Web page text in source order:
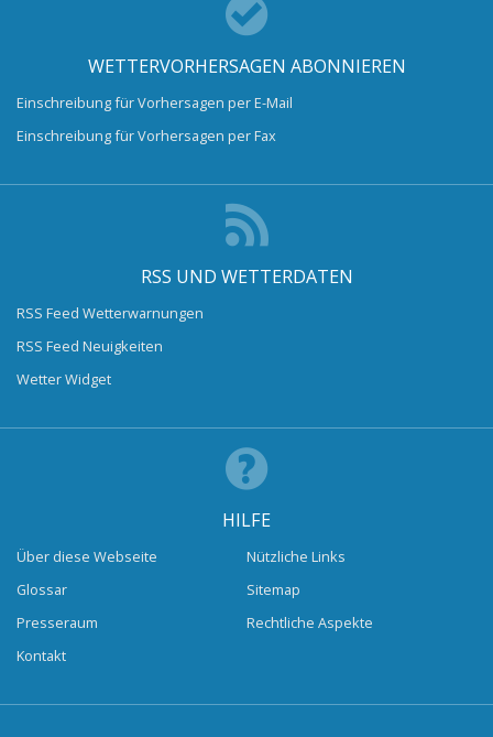
WETTERVORHERSAGEN ABONNIEREN
Einschreibung für Vorhersagen per E-Mail
Einschreibung für Vorhersagen per Fax
RSS UND WETTERDATEN
RSS Feed Wetterwarnungen
RSS Feed Neuigkeiten
Wetter Widget
HILFE
Über diese Webseite
Glossar
Presseraum
Kontakt
Nützliche Links
Sitemap
Rechtliche Aspekte